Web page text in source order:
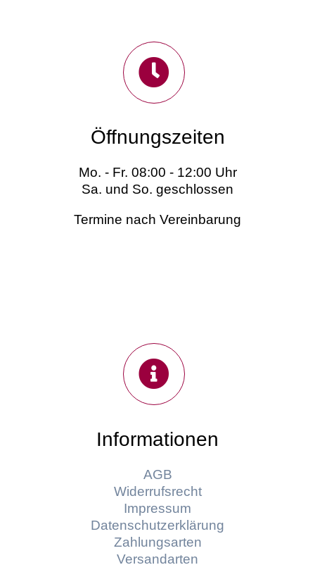
Öffnungszeiten
Mo. - Fr. 08:00 - 12:00 Uhr
Sa. und So. geschlossen
Termine nach Vereinbarung
Informationen
AGB
Widerrufsrecht
Impressum
Datenschutzerklärung
Zahlungsarten
Versandarten